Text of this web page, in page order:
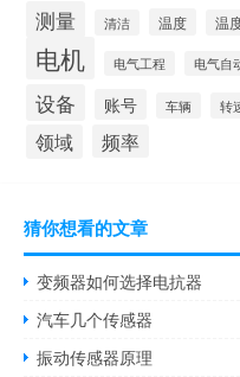
测量 清洁 温度 温
电机 电气工程 电气自
设备 账号 车辆 转
领域 频率
猜你想看的文章
变频器如何选择电抗器
汽车几个传感器
振动传感器原理